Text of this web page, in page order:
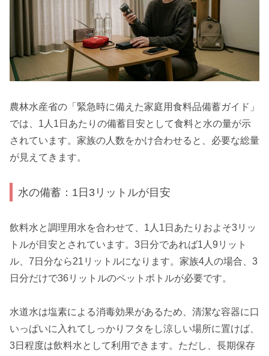
農林水産省の「緊急時に備えた家庭用食料品備蓄ガイド」
では、1人1日あたりの備蓄目安として食料と水の量が示
されています。家族の人数をかけ合わせると、必要な総量
が見えてきます。
水の備蓄：1日3リットルが目安
飲料水と調理用水を合わせて、1人1日あたりおよそ3リッ
トルが目安とされています。3日分であれば1人9リット
ル、7日分なら21リットルになります。家族4人の場合、3
日分だけで36リットルのペットボトルが必要です。
水道水は塩素による消毒効果があるため、清潔な容器に口
いっぱいに入れてしっかりフタをし涼しい場所に置けば、
3日程度は飲料水として利用できます。ただし、長期保存